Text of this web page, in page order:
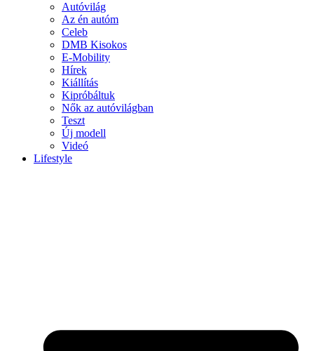
Autóvilág
Az én autóm
Celeb
DMB Kisokos
E-Mobility
Hírek
Kiállítás
Kipróbáltuk
Nők az autóvilágban
Teszt
Új modell
Videó
Lifestyle